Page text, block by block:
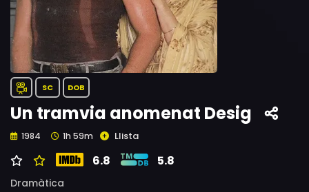
SC DOB
Un tramvia anomenat Desig
1984 1h 59m Llista
6.8 5.8
Dramàtica